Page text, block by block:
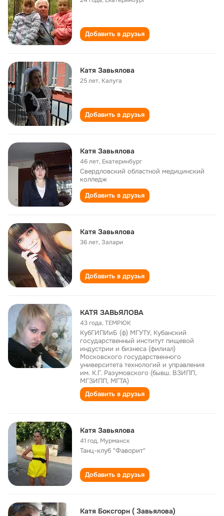
Добавить в друзья
Катя Завьялова
25 лет, Калуга
Добавить в друзья
Катя Завьялова
46 лет, Екатеринбург
Свердловский областной медицинский
колледж
Добавить в друзья
Катя Завьялова
36 лет,Залари
Добавить в друзья
КАТЯ ЗАВЬЯЛОВА
43 года,ТЕМРЮК
КубГИПИиБ (ф) МГУТУ, Кубанский
государственный институт пищевой
индустрии и бизнеса (филиал)
Московского государственного
университета технологий и управления
им. К.Г. Разумовского (бывш. ВЗИПП,
МГЗИПП, МГТА)
Добавить в друзья
Катя Завьялова
41 год, Мурманск
Танц-клуб "Фаворит"
Добавить в друзья
Катя Боксгорн ( Завьялова)